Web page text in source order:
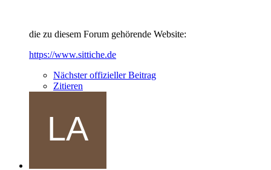
die zu diesem Forum gehörende Website:
https://www.sittiche.de
Nächster offizieller Beitrag
Zitieren